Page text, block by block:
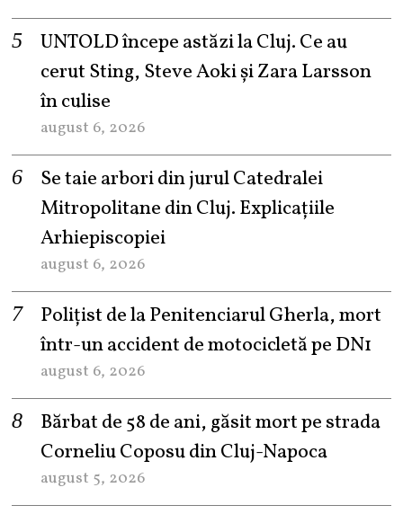
UNTOLD începe astăzi la Cluj. Ce au
cerut Sting, Steve Aoki și Zara Larsson
în culise
august 6, 2026
Se taie arbori din jurul Catedralei
Mitropolitane din Cluj. Explicațiile
Arhiepiscopiei
august 6, 2026
Polițist de la Penitenciarul Gherla, mort
într-un accident de motocicletă pe DN1
august 6, 2026
Bărbat de 58 de ani, găsit mort pe strada
Corneliu Coposu din Cluj-Napoca
august 5, 2026